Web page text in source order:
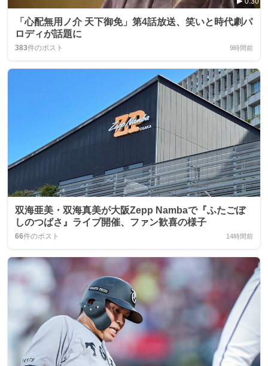
「心配無用ノ介 天下御免」第4話放送、笑いと時代劇パ
ロディが話題に
383件のポスト 9時間前
双海亜美・双海真美が大阪Zepp Nambaで『ふたごぼ
しのつばさ』ライブ開催、ファン歓喜の様子
66件のポスト 14時間前